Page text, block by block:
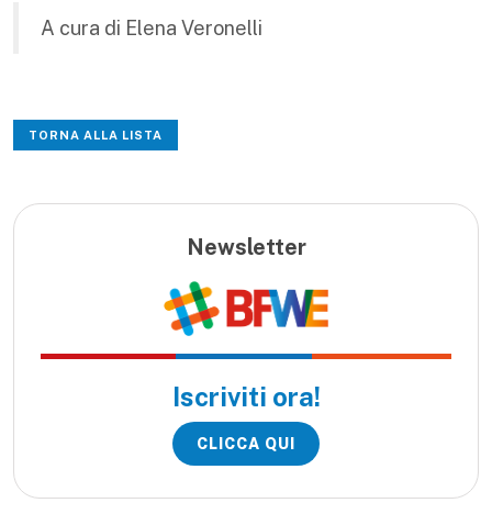
A cura di Elena Veronelli
TORNA ALLA LISTA
Newsletter
Iscriviti ora!
CLICCA QUI